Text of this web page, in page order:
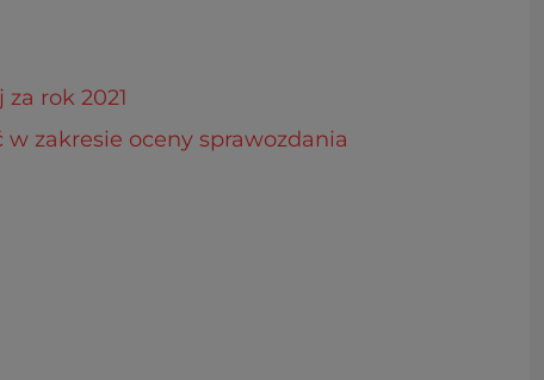
rok 2021
zakresie oceny sprawozdania